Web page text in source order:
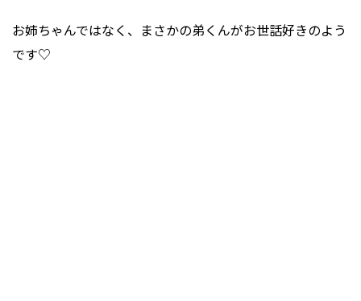
お姉ちゃんではなく、まさかの弟くんがお世話好きのよう
です♡